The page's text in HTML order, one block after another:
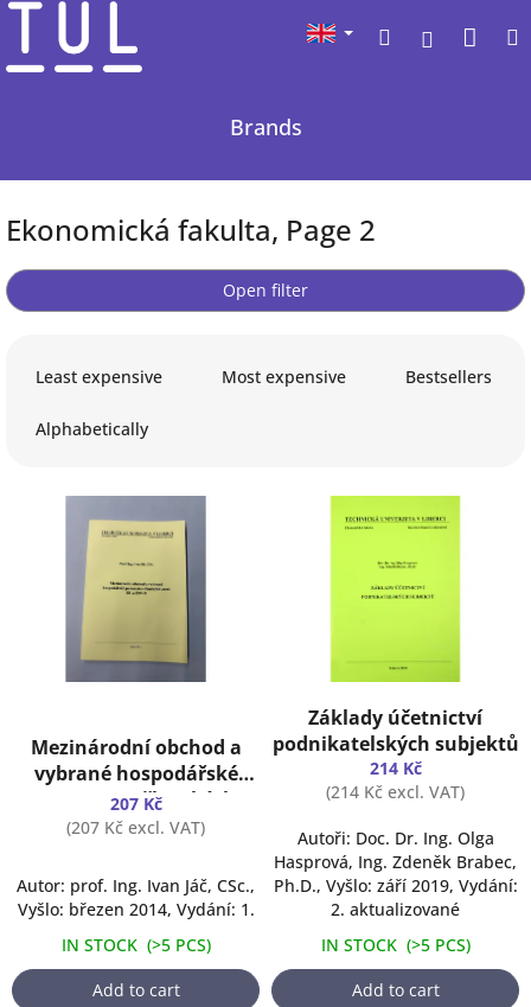
Skip
content
SearchLogin
Brands
Ekonomická fakulta, Page 2
Open filter
Least expensive Most expensive Bestsellers
Alphabetically
Mezinárodní obchod a
vybrané hospodářské
parametry členských
zemí EU a ESVO
207 Kč
(207 Kč excl. VAT)
Autor: prof. Ing. Ivan Jáč, CSc.,
Vyšlo: březen 2014, Vydání: 1.
IN STOCK (>5 PCS)
Add to cart
Základy účetnictví
podnikatelských subjektů
214 Kč
(214 Kč excl. VAT)
Autoři: Doc. Dr. Ing. Olga
Hasprová, Ing. Zdeněk Brabec,
Ph.D., Vyšlo: září 2019, Vydání:
2. aktualizované
IN STOCK (>5 PCS)
Add to cart